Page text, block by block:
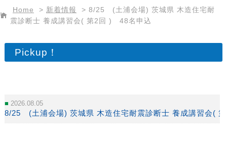
Home > 新着情報 > 8/25 (土浦会場) 茨城県 木造住宅耐
震診断士 養成講習会( 第2回 ) 48名申込
Pickup！
2026.08.05
8/25 (土浦会場) 茨城県 木造住宅耐震診断士 養成講習会(